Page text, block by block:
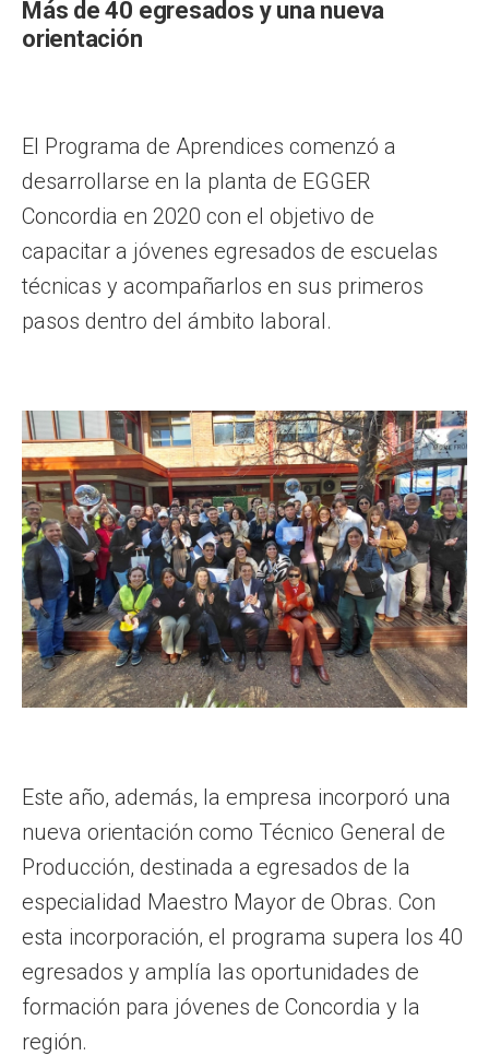
Más de 40 egresados y una nueva
orientación
El Programa de Aprendices comenzó a
desarrollarse en la planta de EGGER
Concordia en 2020 con el objetivo de
capacitar a jóvenes egresados de escuelas
técnicas y acompañarlos en sus primeros
pasos dentro del ámbito laboral.
Este año, además, la empresa incorporó una
nueva orientación como Técnico General de
Producción, destinada a egresados de la
especialidad Maestro Mayor de Obras. Con
esta incorporación, el programa supera los 40
egresados y amplía las oportunidades de
formación para jóvenes de Concordia y la
región.